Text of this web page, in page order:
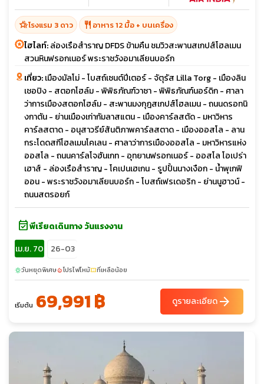
hotel_classโรงแรม 3 ดาว restaurant อาหาร 12 มื้อ + บนเครื่อง
ไฮไลท์:ล่องเรือสำราญ DFDS ข้ามคืน ชมวิวสะพานสเกปส์โฮลเมน
สวนหินฟรอกเนอร์ พระราชวังอมาเลียนบอร์ก
เที่ยว:เมืองมัลโม่ - โบสถ์เซนต์ปีเตอร์ - จัตุรัส Lilla Torg - เมืองลิน
เชอปิง - สตอกโฮล์ม - พิพิธภัณฑ์วาซา - พิพิธภัณฑ์นอร์ดิก - ศาลา
ว่าการเมืองสตอกโฮล์ม - สะพานมงกุฎสเกปส์โฮลเมน - ถนนดรอทนิ
งกาตัน - ย่านเมืองเก่ากัมลาสแตน - เมืองคาร์ลสตัด - มหาวิหาร
คาร์ลสตาด - อนุสาวรีย์สันติภาพคาร์ลสตาด - เมืองออสโล - ลาน
กระโดดสกีโฮลเมนโคเลน - ศาลาว่าการเมืองออสโล - มหาวิหารแห่ง
ออสโล - ถนนคาร์ลโจฮันเกท - อุทยานฟรอกเนอร์ - ออสโล โอเปร่า
เฮาส์ - ล่องเรือสำราญ - โคเปนเฮเกน - รูปปั้นนางเงือก - น้ำพุเกฟิ
ออน - พระราชวังอมาเลียนบอร์ก - โบสถ์เฟรเดอริก - ย่านนูฮาวน์ -
ถนนสตรอยก์
event_availableพีเรียดเดินทาง วันแรงงาน
เม.ย. 70
26-03
sunnyวันหยุดพิเศษlocal_fire_departmentโปรไฟไหม้confirmation_numberที่เหลือน้อย
เริ่มต้น 69,991 ฿ ดูรายละเอียดarrow_forward